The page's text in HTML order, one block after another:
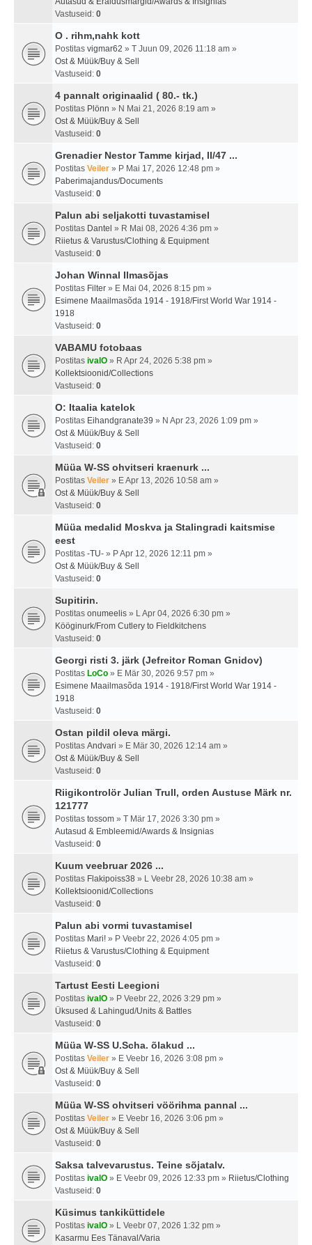
Vastuseid: 0
O . rihm,nahk kott
Postitas vigmar62 » T Juun 09, 2026 11:18 am »
Ost & Müük/Buy & Sell
Vastuseid: 0
4 pannalt originaalid ( 80.- tk.)
Postitas Plönn » N Mai 21, 2026 8:19 am »
Ost & Müük/Buy & Sell
Vastuseid: 0
Grenadier Nestor Tamme kirjad, II/47 ...
Postitas Veiler » P Mai 17, 2026 12:48 pm »
Paberimajandus/Documents
Vastuseid: 0
Palun abi seljakotti tuvastamisel
Postitas Dantel » R Mai 08, 2026 4:36 pm »
Riietus & Varustus/Clothing & Equipment
Vastuseid: 0
Johan Winnal Ilmasõjas
Postitas Filter » E Mai 04, 2026 8:15 pm »
Esimene Maailmasõda 1914 - 1918/First World War 1914 -
1918
Vastuseid: 0
VABAMU fotobaas
Postitas ivalO » R Apr 24, 2026 5:38 pm »
Kollektsioonid/Collections
Vastuseid: 0
O: Itaalia katelok
Postitas Eihandgranate39 » N Apr 23, 2026 1:09 pm »
Ost & Müük/Buy & Sell
Vastuseid: 0
Müüa W-SS ohvitseri kraenurk ...
Postitas Veiler » E Apr 13, 2026 10:58 am »
Ost & Müük/Buy & Sell
Vastuseid: 0
Müüa medalid Moskva ja Stalingradi kaitsmise
eest
Postitas -TU- » P Apr 12, 2026 12:11 pm »
Ost & Müük/Buy & Sell
Vastuseid: 0
Supitirin.
Postitas onumeelis » L Apr 04, 2026 6:30 pm »
Kööginurk/From Cutlery to Fieldkitchens
Vastuseid: 0
Georgi risti 3. järk (Jefreitor Roman Gnidov)
Postitas LoCo » E Mär 30, 2026 9:57 pm »
Esimene Maailmasõda 1914 - 1918/First World War 1914 -
1918
Vastuseid: 0
Ostan pildil oleva märgi.
Postitas Andvari » E Mär 30, 2026 12:14 am »
Ost & Müük/Buy & Sell
Vastuseid: 0
Riigikontrolör Julian Trull, orden Austuse Märk nr.
121777
Postitas tossom » T Mär 17, 2026 3:30 pm »
Autasud & Embleemid/Awards & Insignias
Vastuseid: 0
Kuum veebruar 2026 ...
Postitas Flakipoiss38 » L Veebr 28, 2026 10:38 am »
Kollektsioonid/Collections
Vastuseid: 0
Palun abi vormi tuvastamisel
Postitas Mari! » P Veebr 22, 2026 4:05 pm »
Riietus & Varustus/Clothing & Equipment
Vastuseid: 0
Tartust Eesti Leegioni
Postitas ivalO » P Veebr 22, 2026 3:29 pm »
Üksused & Lahingud/Units & Battles
Vastuseid: 0
Müüa W-SS U.Scha. õlakud ...
Postitas Veiler » E Veebr 16, 2026 3:08 pm »
Ost & Müük/Buy & Sell
Vastuseid: 0
Müüa W-SS ohvitseri vöörihma pannal ...
Postitas Veiler » E Veebr 16, 2026 3:06 pm »
Ost & Müük/Buy & Sell
Vastuseid: 0
Saksa talvevarustus. Teine sõjatalv.
Postitas ivalO » E Veebr 09, 2026 12:33 pm » Riietus/Clothing
Vastuseid: 0
Küsimus tankiküttidele
Postitas ivalO » L Veebr 07, 2026 1:32 pm »
Kasarmu Ees Tänaval/Varia